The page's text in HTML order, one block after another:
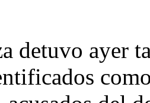
detuvo ayer